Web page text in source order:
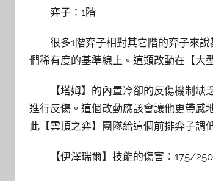
弈子：1階
很多1階弈子相對其它階的弈子來
們稀有度的基準線上。這類改動在【大
【塔姆】的內置冷卻的反傷機制
進行反傷。這個改動應該會讓他更帶感
此【雲頂之弈】團隊給這個前排弈子調
【伊澤瑞爾】技能的傷害：175/